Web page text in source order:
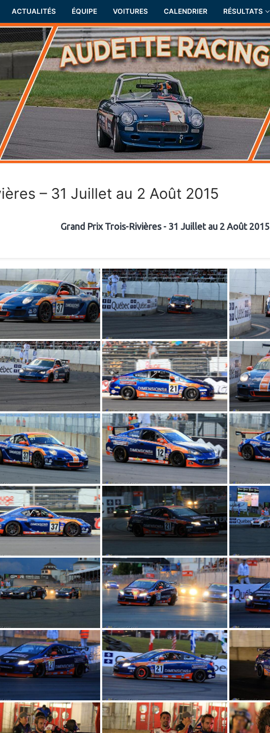
ACTUALITÉS ÉQUIPE VOITURES CALENDRIER RÉSULTATS
– 31 Juillet au 2 Août 2015
Grand Prix Trois-Rivières - 31 Juillet au 2 Août 2015